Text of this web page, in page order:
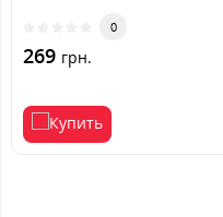
0
269 грн.